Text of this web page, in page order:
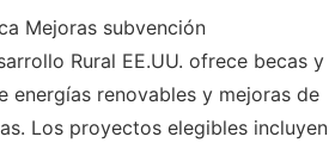
Mejoras subvención
Rural EE.UU. ofrece becas y
energías renovables y mejoras de
Los proyectos elegibles incluyen